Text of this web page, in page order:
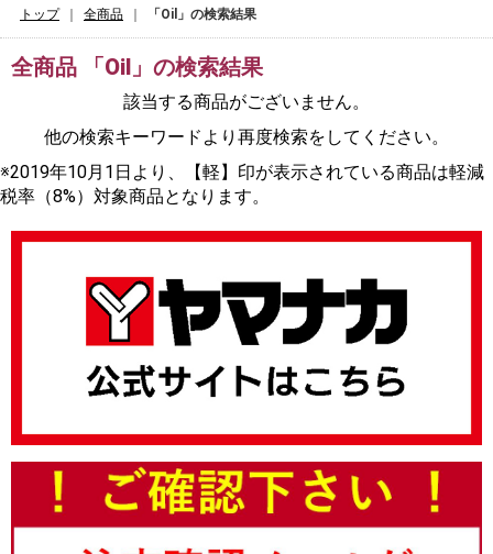
トップ 全商品 「Oil」の検索結果
全商品 「Oil」の検索結果
該当する商品がございません。
他の検索キーワードより再度検索をしてください。
※2019年10月1日より、【軽】印が表示されている商品は軽減
税率（8%）対象商品となります。